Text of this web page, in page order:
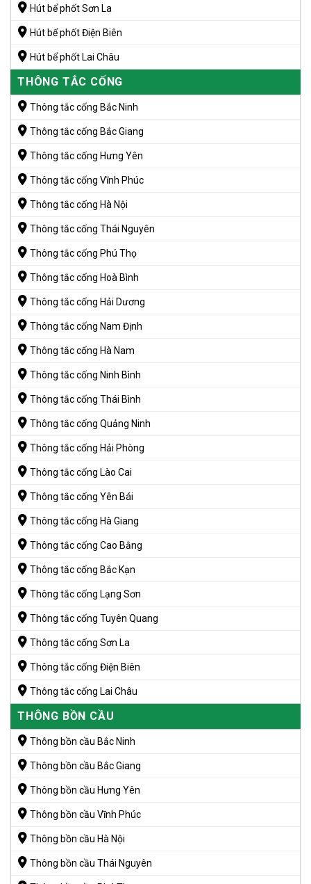
Hút bể phốt Sơn La
Hút bể phốt Điện Biên
Hút bể phốt Lai Châu
THÔNG TẮC CỐNG
Thông tắc cống Bắc Ninh
Thông tắc cống Bắc Giang
Thông tắc cống Hưng Yên
Thông tắc cống Vĩnh Phúc
Thông tắc cống Hà Nội
Thông tắc cống Thái Nguyên
Thông tắc cống Phú Thọ
Thông tắc cống Hoà Bình
Thông tắc cống Hải Dương
Thông tắc cống Nam Định
Thông tắc cống Hà Nam
Thông tắc cống Ninh Bình
Thông tắc cống Thái Bình
Thông tắc cống Quảng Ninh
Thông tắc cống Hải Phòng
Thông tắc cống Lào Cai
Thông tắc cống Yên Bái
Thông tắc cống Hà Giang
Thông tắc cống Cao Bằng
Thông tắc cống Bắc Kạn
Thông tắc cống Lạng Sơn
Thông tắc cống Tuyên Quang
Thông tắc cống Sơn La
Thông tắc cống Điện Biên
Thông tắc cống Lai Châu
THÔNG BỒN CẦU
Thông bồn cầu Bắc Ninh
Thông bồn cầu Bắc Giang
Thông bồn cầu Hưng Yên
Thông bồn cầu Vĩnh Phúc
Thông bồn cầu Hà Nội
Thông bồn cầu Thái Nguyên